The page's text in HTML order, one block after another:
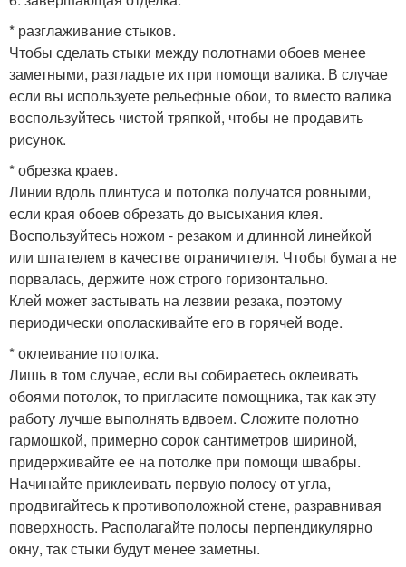
* разглаживание стыков.
Чтобы сделать стыки между полотнами обоев менее
заметными, разгладьте их при помощи валика. В случае
если вы используете рельефные обои, то вместо валика
воспользуйтесь чистой тряпкой, чтобы не продавить
рисунок.
* обрезка краев.
Линии вдоль плинтуса и потолка получатся ровными,
если края обоев обрезать до высыхания клея.
Воспользуйтесь ножом - резаком и длинной линейкой
или шпателем в качестве ограничителя. Чтобы бумага не
порвалась, держите нож строго горизонтально.
Клей может застывать на лезвии резака, поэтому
периодически ополаскивайте его в горячей воде.
* оклеивание потолка.
Лишь в том случае, если вы собираетесь оклеивать
обоями потолок, то пригласите помощника, так как эту
работу лучше выполнять вдвоем. Сложите полотно
гармошкой, примерно сорок сантиметров шириной,
придерживайте ее на потолке при помощи швабры.
Начинайте приклеивать первую полосу от угла,
продвигайтесь к противоположной стене, разравнивая
поверхность. Располагайте полосы перпендикулярно
окну, так стыки будут менее заметны.